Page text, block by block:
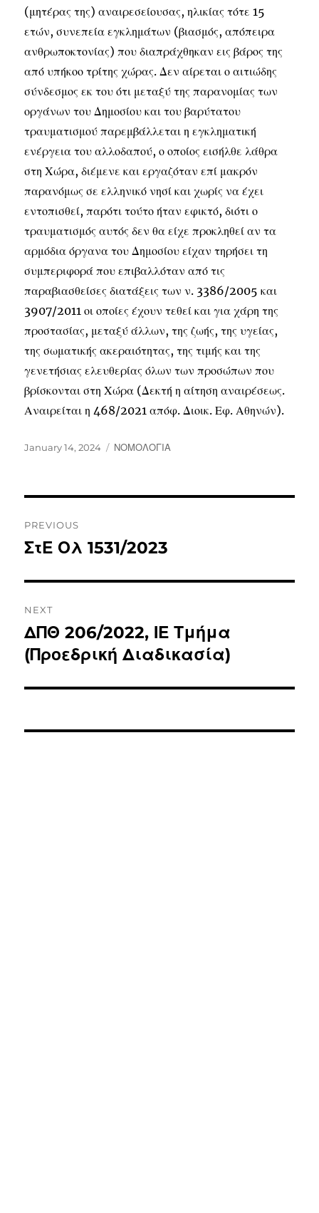
(μητέρας της) αναιρεσείουσας, ηλικίας τότε 15
ετών, συνεπεία εγκλημάτων (βιασμός, απόπειρα
ανθρωποκτονίας) που διαπράχθηκαν εις βάρος της
από υπήκοο τρίτης χώρας. Δεν αίρεται ο αιτιώδης
σύνδεσμος εκ του ότι μεταξύ της παρανομίας των
οργάνων του Δημοσίου και του βαρύτατου
τραυματισμού παρεμβάλλεται η εγκληματική
ενέργεια του αλλοδαπού, ο οποίος εισήλθε λάθρα
στη Χώρα, διέμενε και εργαζόταν επί μακρόν
παρανόμως σε ελληνικό νησί και χωρίς να έχει
εντοπισθεί, παρότι τούτο ήταν εφικτό, διότι ο
τραυματισμός αυτός δεν θα είχε προκληθεί αν τα
αρμόδια όργανα του Δημοσίου είχαν τηρήσει τη
συμπεριφορά που επιβαλλόταν από τις
παραβιασθείσες διατάξεις των ν. 3386/2005 και
3907/2011 οι οποίες έχουν τεθεί και για χάρη της
προστασίας, μεταξύ άλλων, της ζωής, της υγείας,
της σωματικής ακεραιότητας, της τιμής και της
γενετήσιας ελευθερίας όλων των προσώπων που
βρίσκονται στη Χώρα (Δεκτή η αίτηση αναιρέσεως.
Αναιρείται η 468/2021 απόφ. Διοικ. Εφ. Αθηνών).
January 14, 2024 ΝΟΜΟΛΟΓΙΑ
PREVIOUS
ΣτΕ Ολ 1531/2023
NEXT
ΔΠΘ 206/2022, ΙΕ Τμήμα
(Προεδρική Διαδικασία)